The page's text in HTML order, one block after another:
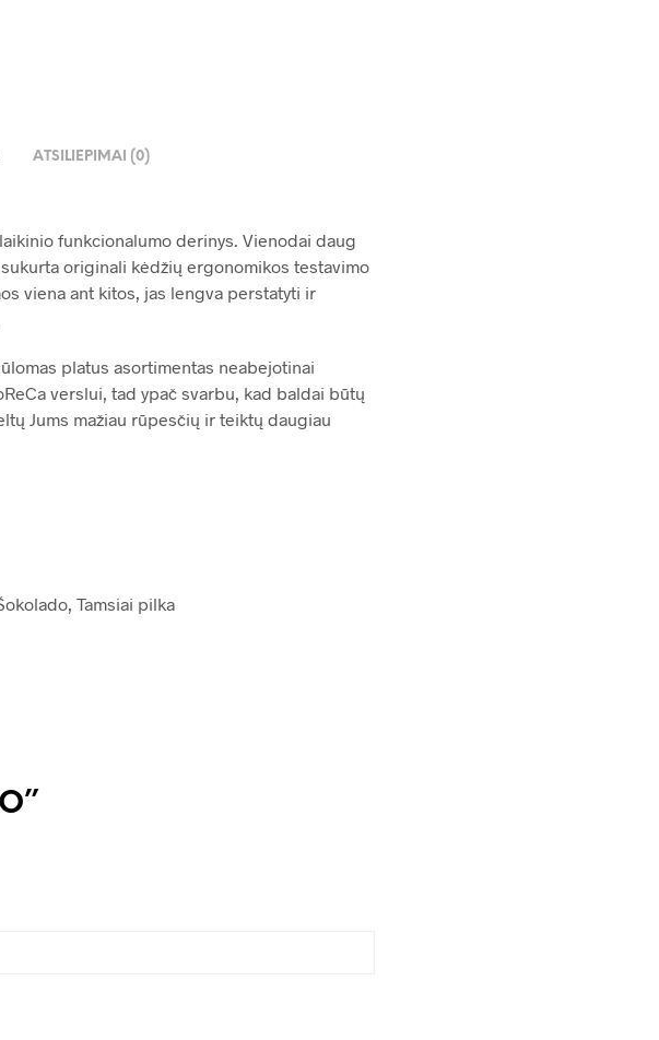
ATSILIEPIMAI (0)
funkcionalumo derinys. Vienodai daug
originali kėdžių ergonomikos testavimo
viena ant kitos, jas lengva perstatyti ir
platus asortimentas neabejotinai
verslui, tad ypač svarbu, kad baldai būtų
Jums mažiau rūpesčių ir teiktų daugiau
Tamsiai pilka